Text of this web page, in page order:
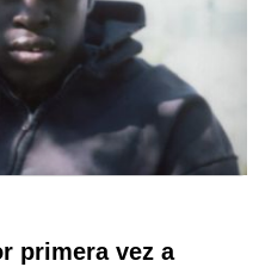
primera vez a